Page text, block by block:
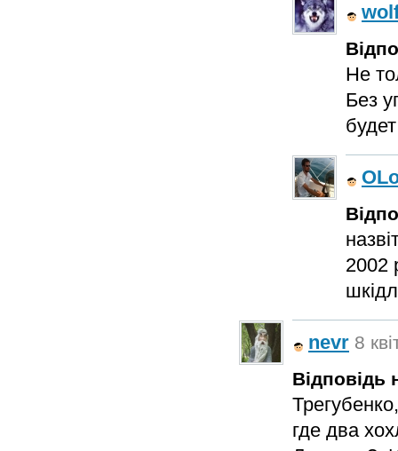
Не
Без
2002
nevr 8
Відповідь
где два